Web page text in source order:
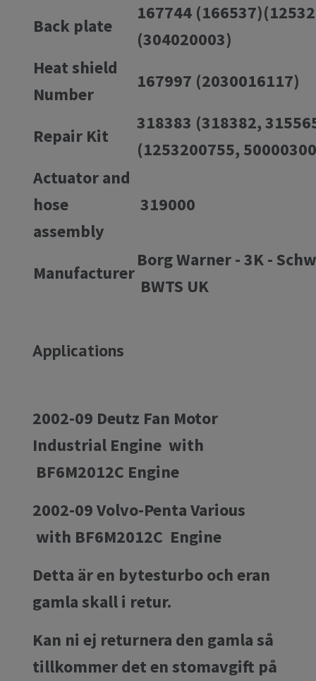
Back plate
167744
(304020003)
Heat shield
Number
167997 (2030016117)
Repair Kit
318383 (318382,
(1253200755,
Actuator and
hose
assembly
319000
Manufacturer
Borg Warner - 3K -
BWTS UK
Applications
2002-09 Deutz Fan Motor
Industrial Engine with
BF6M2012C Engine
2002-09 Volvo-Penta Various
with BF6M2012C Engine
Detta är en bytesturbo och eran
gamla skall i retur.
Kan ni ej returnera den gamla så
tillkommer det en stomavgift på